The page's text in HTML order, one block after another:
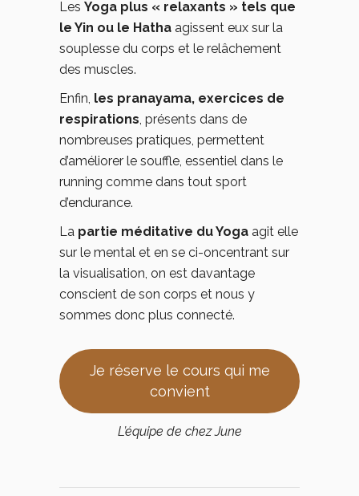
Les Yoga plus « relaxants » tels que
le Yin ou le Hatha agissent eux sur la
souplesse du corps et le relâchement
des muscles.
Enfin, les pranayama, exercices de
respirations, présents dans de
nombreuses pratiques, permettent
d’améliorer le souffle, essentiel dans le
running comme dans tout sport
d’endurance.
La partie méditative du Yoga agit elle
sur le mental et en se ci-oncentrant sur
la visualisation, on est davantage
conscient de son corps et nous y
sommes donc plus connecté.
Je réserve le cours qui me
convient
L’équipe de chez June